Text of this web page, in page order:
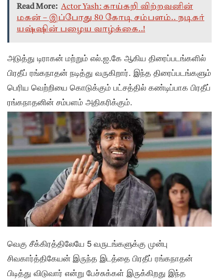
Read More: Actor Yash: காய்கறி விற்றவனின்
மகன் – இப்போது 80 கோடி சம்பளம்.. நடிகர்
யஷ்ஷின் பழைய வாழ்க்கை..!
அடுத்து டிராகன் மற்றும் எல்.ஐ.கே ஆகிய திரைப்படங்களில்
பிரதீப் ரங்கநாதன் நடித்து வருகிறார். இந்த திரைப்படங்களும்
பெரிய வெற்றியை கொடுக்கும் பட்சத்தில் கண்டிப்பாக பிரதீப்
ரங்கநாதனின் சம்பளம் அதிகரிக்கும்.
வெகு சீக்கிரத்திலேயே 5 வருடங்களுக்கு முன்பு
சிவகார்த்திகேயன் இருந்த இடத்தை பிரதீப் ரங்கநாதன்
பிடித்து விடுவார் என்று பேச்சுக்கள் இருக்கிறது இந்த